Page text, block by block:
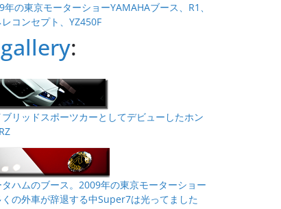
年の東京モーターショーYAMAHAブース、R1、
コンセプト、YZ450F
:
リッドスポーツカーとしてデビューしたホン
ハムのブース。2009年の東京モーターショー
くの外車が辞退する中Super7は光ってました